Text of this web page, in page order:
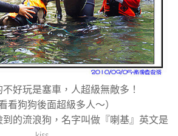
好玩是塞車，人超級無敵多！
看狗狗後面超級多人～）
的流浪狗，名字叫做『喇基』英文是